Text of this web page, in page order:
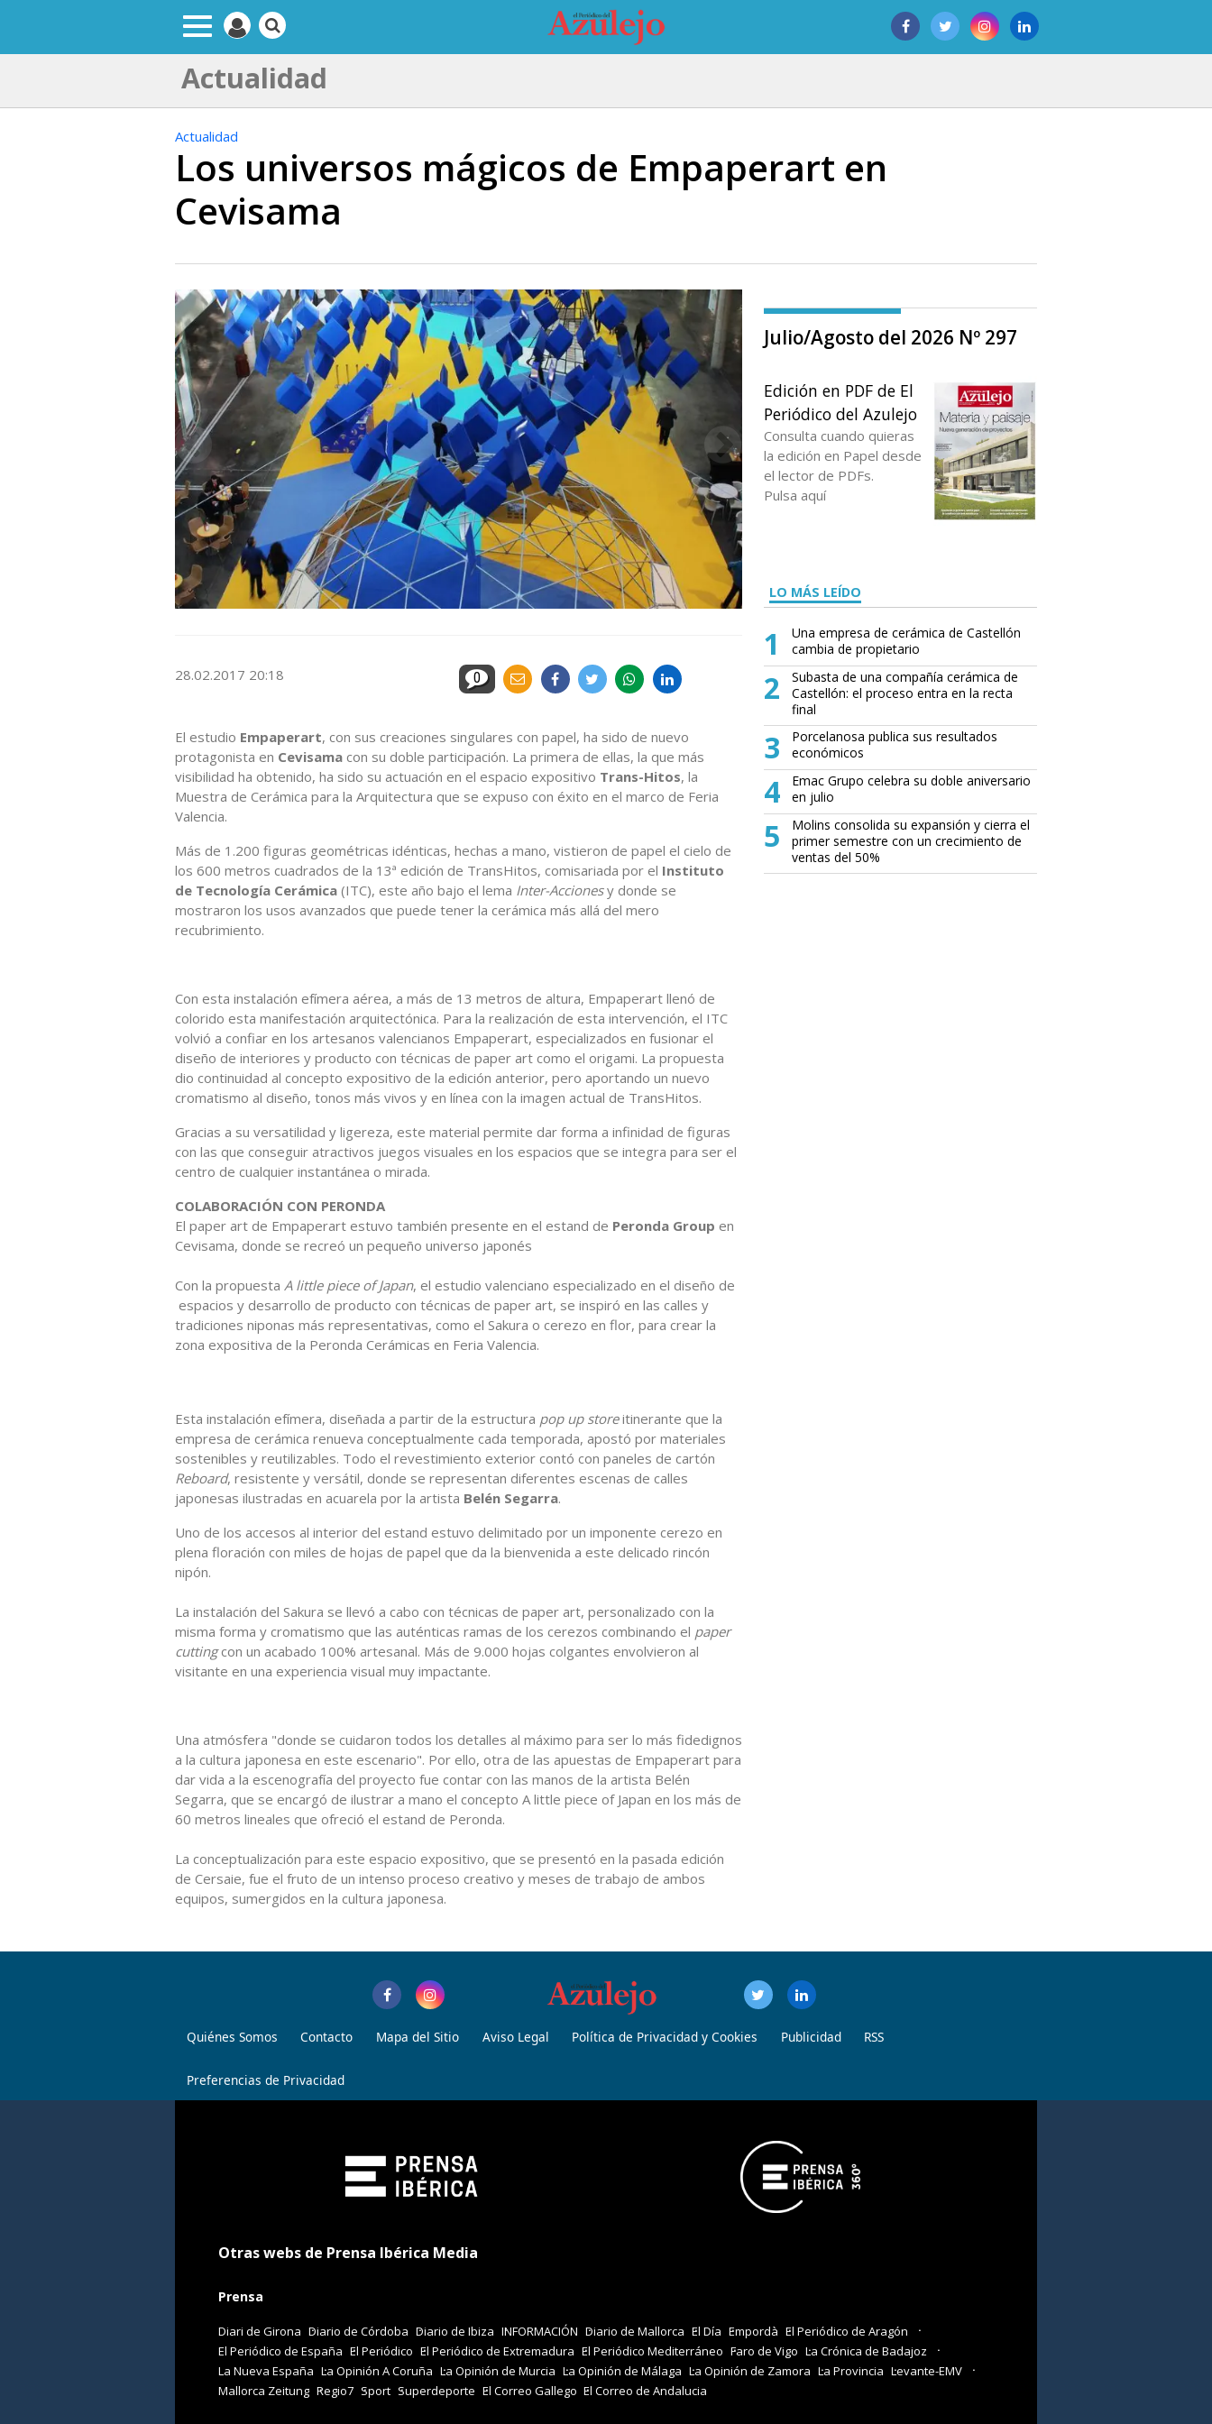
Actualidad
Actualidad
Los universos mágicos de Empaperart en
Cevisama
28.02.2017 20:18 0
El estudio Empaperart, con sus creaciones singulares con papel, ha sido de nuevo
protagonista en Cevisama con su doble participación. La primera de ellas, la que más
visibilidad ha obtenido, ha sido su actuación en el espacio expositivo Trans-Hitos, la
Muestra de Cerámica para la Arquitectura que se expuso con éxito en el marco de Feria
Valencia.
Más de 1.200 figuras geométricas idénticas, hechas a mano, vistieron de papel el cielo de
los 600 metros cuadrados de la 13ª edición de TransHitos, comisariada por el Instituto
de Tecnología Cerámica (ITC), este año bajo el lema Inter-Accionesy donde se
mostraron los usos avanzados que puede tener la cerámica más allá del mero
recubrimiento.
Con esta instalación efímera aérea, a más de 13 metros de altura, Empaperart llenó de
colorido esta manifestación arquitectónica. Para la realización de esta intervención, el ITC
volvió a confiar en los artesanos valencianos Empaperart, especializados en fusionar el
diseño de interiores y producto con técnicas de paper art como el origami. La propuesta
dio continuidad al concepto expositivo de la edición anterior, pero aportando un nuevo
cromatismo al diseño, tonos más vivos y en línea con la imagen actual de TransHitos.
Gracias a su versatilidad y ligereza, este material permite dar forma a infinidad de figuras
con las que conseguir atractivos juegos visuales en los espacios que se integra para ser el
centro de cualquier instantánea o mirada.
COLABORACIÓN CON PERONDA
El paper art de Empaperart estuvo también presente en el estand de Peronda Group en
Cevisama, donde se recreó un pequeño universo japonés
Con la propuesta A little piece of Japan, el estudio valenciano especializado en el diseño de
espacios y desarrollo de producto con técnicas de paper art, se inspiró en las calles y
tradiciones niponas más representativas, como el Sakura o cerezo en flor, para crear la
zona expositiva de la Peronda Cerámicas en Feria Valencia.
Esta instalación efímera, diseñada a partir de la estructura pop up storeitinerante que la
empresa de cerámica renueva conceptualmente cada temporada, apostó por materiales
sostenibles y reutilizables. Todo el revestimiento exterior contó con paneles de cartón
Reboard, resistente y versátil, donde se representan diferentes escenas de calles
japonesas ilustradas en acuarela por la artista Belén Segarra.
Uno de los accesos al interior del estand estuvo delimitado por un imponente cerezo en
plena floración con miles de hojas de papel que da la bienvenida a este delicado rincón
nipón.
La instalación del Sakura se llevó a cabo con técnicas de paper art, personalizado con la
misma forma y cromatismo que las auténticas ramas de los cerezos combinando el paper
cuttingcon un acabado 100% artesanal. Más de 9.000 hojas colgantes envolvieron al
visitante en una experiencia visual muy impactante.
Una atmósfera "donde se cuidaron todos los detalles al máximo para ser lo más fidedignos
a la cultura japonesa en este escenario". Por ello, otra de las apuestas de Empaperart para
dar vida a la escenografía del proyecto fue contar con las manos de la artista Belén
Segarra, que se encargó de ilustrar a mano el concepto A little piece of Japan en los más de
60 metros lineales que ofreció el estand de Peronda.
La conceptualización para este espacio expositivo, que se presentó en la pasada edición
de Cersaie, fue el fruto de un intenso proceso creativo y meses de trabajo de ambos
equipos, sumergidos en la cultura japonesa.
Julio/Agosto del 2026 Nº 297
Edición en PDF de El
Periódico del Azulejo
Consulta cuando quieras
la edición en Papel desde
el lector de PDFs.
Pulsa aquí
LO MÁS LEÍDO
1
Una empresa de cerámica de Castellón
cambia de propietario
2
Subasta de una compañía cerámica de
Castellón: el proceso entra en la recta
final
3
Porcelanosa publica sus resultados
económicos
4
Emac Grupo celebra su doble aniversario
en julio
5
Molins consolida su expansión y cierra el
primer semestre con un crecimiento de
ventas del 50%
Quiénes Somos Contacto Mapa del Sitio Aviso Legal Política de Privacidad y Cookies Publicidad RSS
Preferencias de Privacidad
Otras webs de Prensa Ibérica Media
Prensa
Diari de Girona Diario de Córdoba Diario de Ibiza INFORMACIÓN Diario de Mallorca El Día Empordà El Periódico de Aragón
El Periódico de España El Periódico El Periódico de Extremadura El Periódico Mediterráneo Faro de Vigo La Crónica de Badajoz
La Nueva España La Opinión A Coruña La Opinión de Murcia La Opinión de Málaga La Opinión de Zamora La Provincia Levante-EMV
Mallorca Zeitung Regio7 Sport Superdeporte El Correo Gallego El Correo de Andalucia